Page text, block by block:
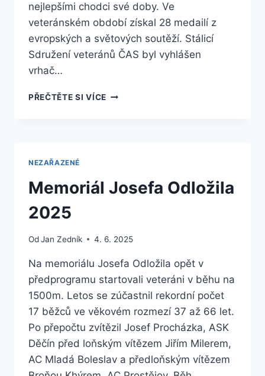
nejlepšími chodci své doby. Ve
veteránském období získal 28 medailí z
evropských a světových soutěží. Stálicí
Sdružení veteránů ČAS byl vyhlášen
vrhač…
PŘEČTĚTE SI VÍCENOVÝ
ČAS
NEZAŘAZENÉ
Memoriál Josefa Odložila
2025
OdJan Zedník 4. 6. 2025
Na memoriálu Josefa Odložila opět v
předprogramu startovali veteráni v běhu na
1500m. Letos se zúčastnil rekordní počet
17 běžců ve věkovém rozmezí 37 až 66 let.
Po přepočtu zvítězil Josef Procházka, ASK
Děčín před loňským vítězem Jiřím Milerem,
AC Mladá Boleslav a předloňským vítězem